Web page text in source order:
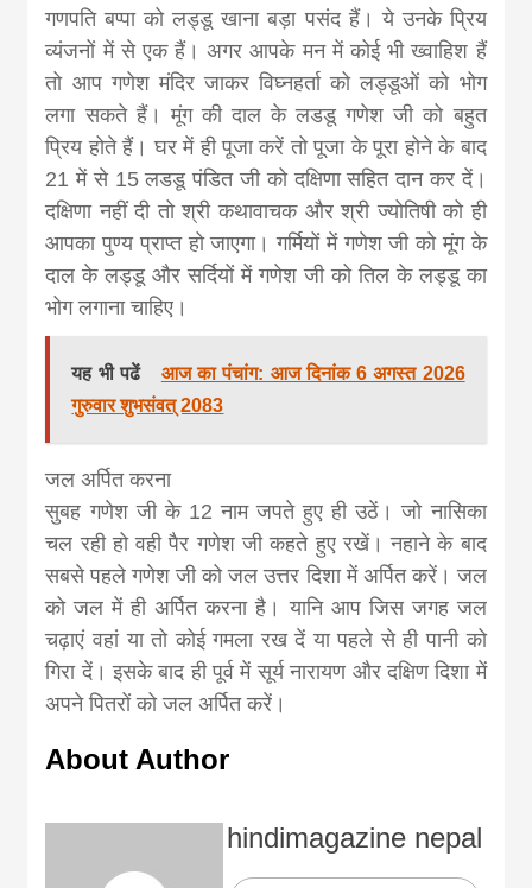
गणपति बप्पा को लड्डू खाना बड़ा पसंद हैं। ये उनके प्रिय
व्यंजनों में से एक हैं। अगर आपके मन में कोई भी ख्वाहिश हैं
तो आप गणेश मंदिर जाकर विघ्‍नहर्ता को लड्डूओं को भोग
लगा सकते हैं। मूंग की दाल के लडडू गणेश जी को बहुत
प्रिय होते हैं। घर में ही पूजा करें तो पूजा के पूरा होने के बाद
21 में से 15 लडडू पंडित जी को दक्षिणा सहित दान कर दें।
दक्षिणा नहीं दी तो श्री कथावाचक और श्री ज्योतिषी को ही
आपका पुण्य प्राप्त हो जाएगा। गर्मियों में गणेश जी को मूंग के
दाल के लड्डू और सर्दियों में गणेश जी को तिल के लड्डू का
भोग लगाना चाहिए।
यह भी पढें
आज का पंचांग: आज दिनांक 6 अगस्त 2026
गुरुवार शुभसंवत् 2083
जल अर्पित करना
सुबह गणेश जी के 12 नाम जपते हुए ही उठें। जो नासिका
चल रही हो वही पैर गणेश जी कहते हुए रखें। नहाने के बाद
सबसे पहले गणेश जी को जल उत्तर दिशा में अर्पित करें। जल
को जल में ही अर्पित करना है। यानि आप जिस जगह जल
चढ़ाएं वहां या तो कोई गमला रख दें या पहले से ही पानी को
गिरा दें। इसके बाद ही पूर्व में सूर्य नारायण और दक्षिण दिशा में
अपने पितरों को जल अर्पित करें।
About Author
hindimagazine nepal